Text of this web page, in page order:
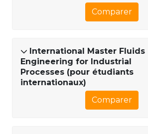
Comparer
International Master Fluids
Engineering for Industrial
Processes (pour étudiants
internationaux)
Comparer